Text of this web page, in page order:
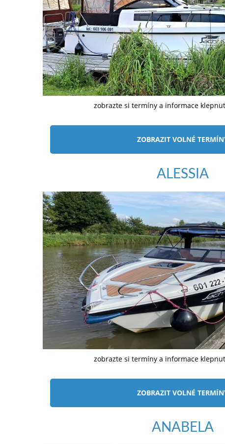
zobrazte si termíny a informace
ZOBRAZIT VOLNÉ
ALESSIA
zobrazte si termíny a informace
ZOBRAZIT VOLNÉ
ANABELA